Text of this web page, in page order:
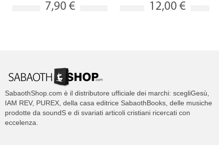
7,90 € 12,00 €
SabaothShop.com è il distributore ufficiale dei marchi: scegliGesù,
IAM REV, PUREX, della casa editrice SabaothBooks, delle musiche
prodotte da soundS e di svariati articoli cristiani ricercati con
eccelenza.